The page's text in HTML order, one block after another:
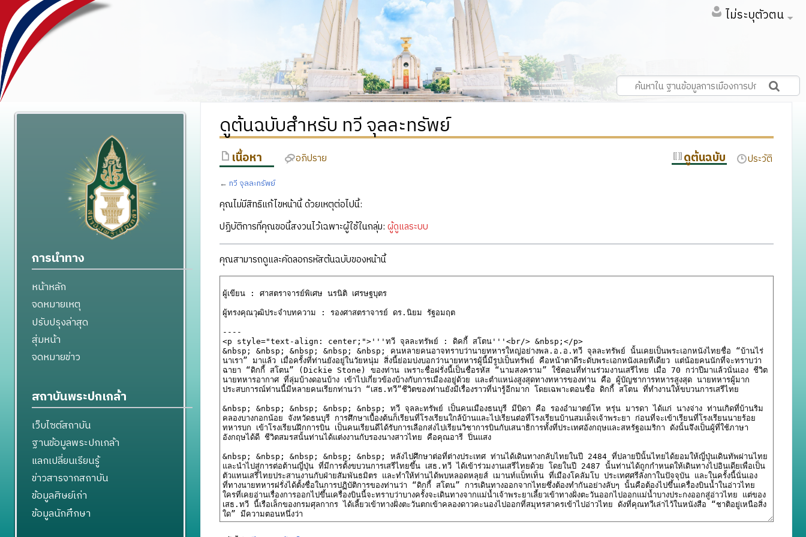
ไม่ระบุตัวตน
ดูต้นฉบับสำหรับ ทวี จุลละทรัพย์
เนื้อหา อภิปราย ดูต้นฉบับ ประวัติ
← ทวี จุลละทรัพย์
คุณไม่มีสิทธิแก้ไขหน้านี้ ด้วยเหตุต่อไปนี้:
ปฏิบัติการที่คุณขอนี้สงวนไว้เฉพาะผู้ใช้ในกลุ่ม: ผู้ดูแลระบบ
คุณสามารถดูและคัดลอกรหัสต้นฉบับของหน้านี้
การนำทาง
หน้าหลัก
จดหมายเหตุ
ปรับปรุงล่าสุด
สุ่มหน้า
จดหมายข่าว
สถาบันพระปกเกล้า
เว็บไซต์สถาบัน
ฐานข้อมูลพระปกเกล้า
แลกเปลี่ยนเรียนรู้
ข่าวสารจากสถาบัน
ข้อมูลศิษย์เก่า
ข้อมูลนักศึกษา